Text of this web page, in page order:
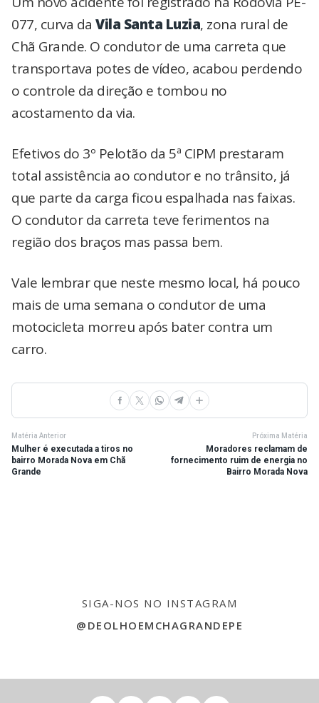
077, curva da Vila Santa Luzia, zona rural de
Chã Grande. O condutor de uma carreta que
transportava potes de vídeo, acabou perdendo
o controle da direção e tombou no
acostamento da via.
Efetivos do 3º Pelotão da 5ª CIPM prestaram
total assistência ao condutor e no trânsito, já
que parte da carga ficou espalhada nas faixas.
O condutor da carreta teve ferimentos na
região dos braços mas passa bem.
Vale lembrar que neste mesmo local, há pouco
mais de uma semana o condutor de uma
motocicleta morreu após bater contra um
carro.
Matéria Anterior
Mulher é executada a tiros no
bairro Morada Nova em Chã
Grande
Próxima Matéria
Moradores reclamam de
fornecimento ruim de energia no
Bairro Morada Nova
SIGA-NOS NO INSTAGRAM
@DEOLHOEMCHAGRANDEPE